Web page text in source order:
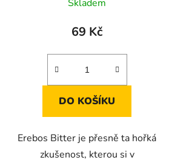
Skladem
69 Kč
DO KOŠÍKU
Erebos Bitter je přesně ta hořká
zkušenost, kterou si v